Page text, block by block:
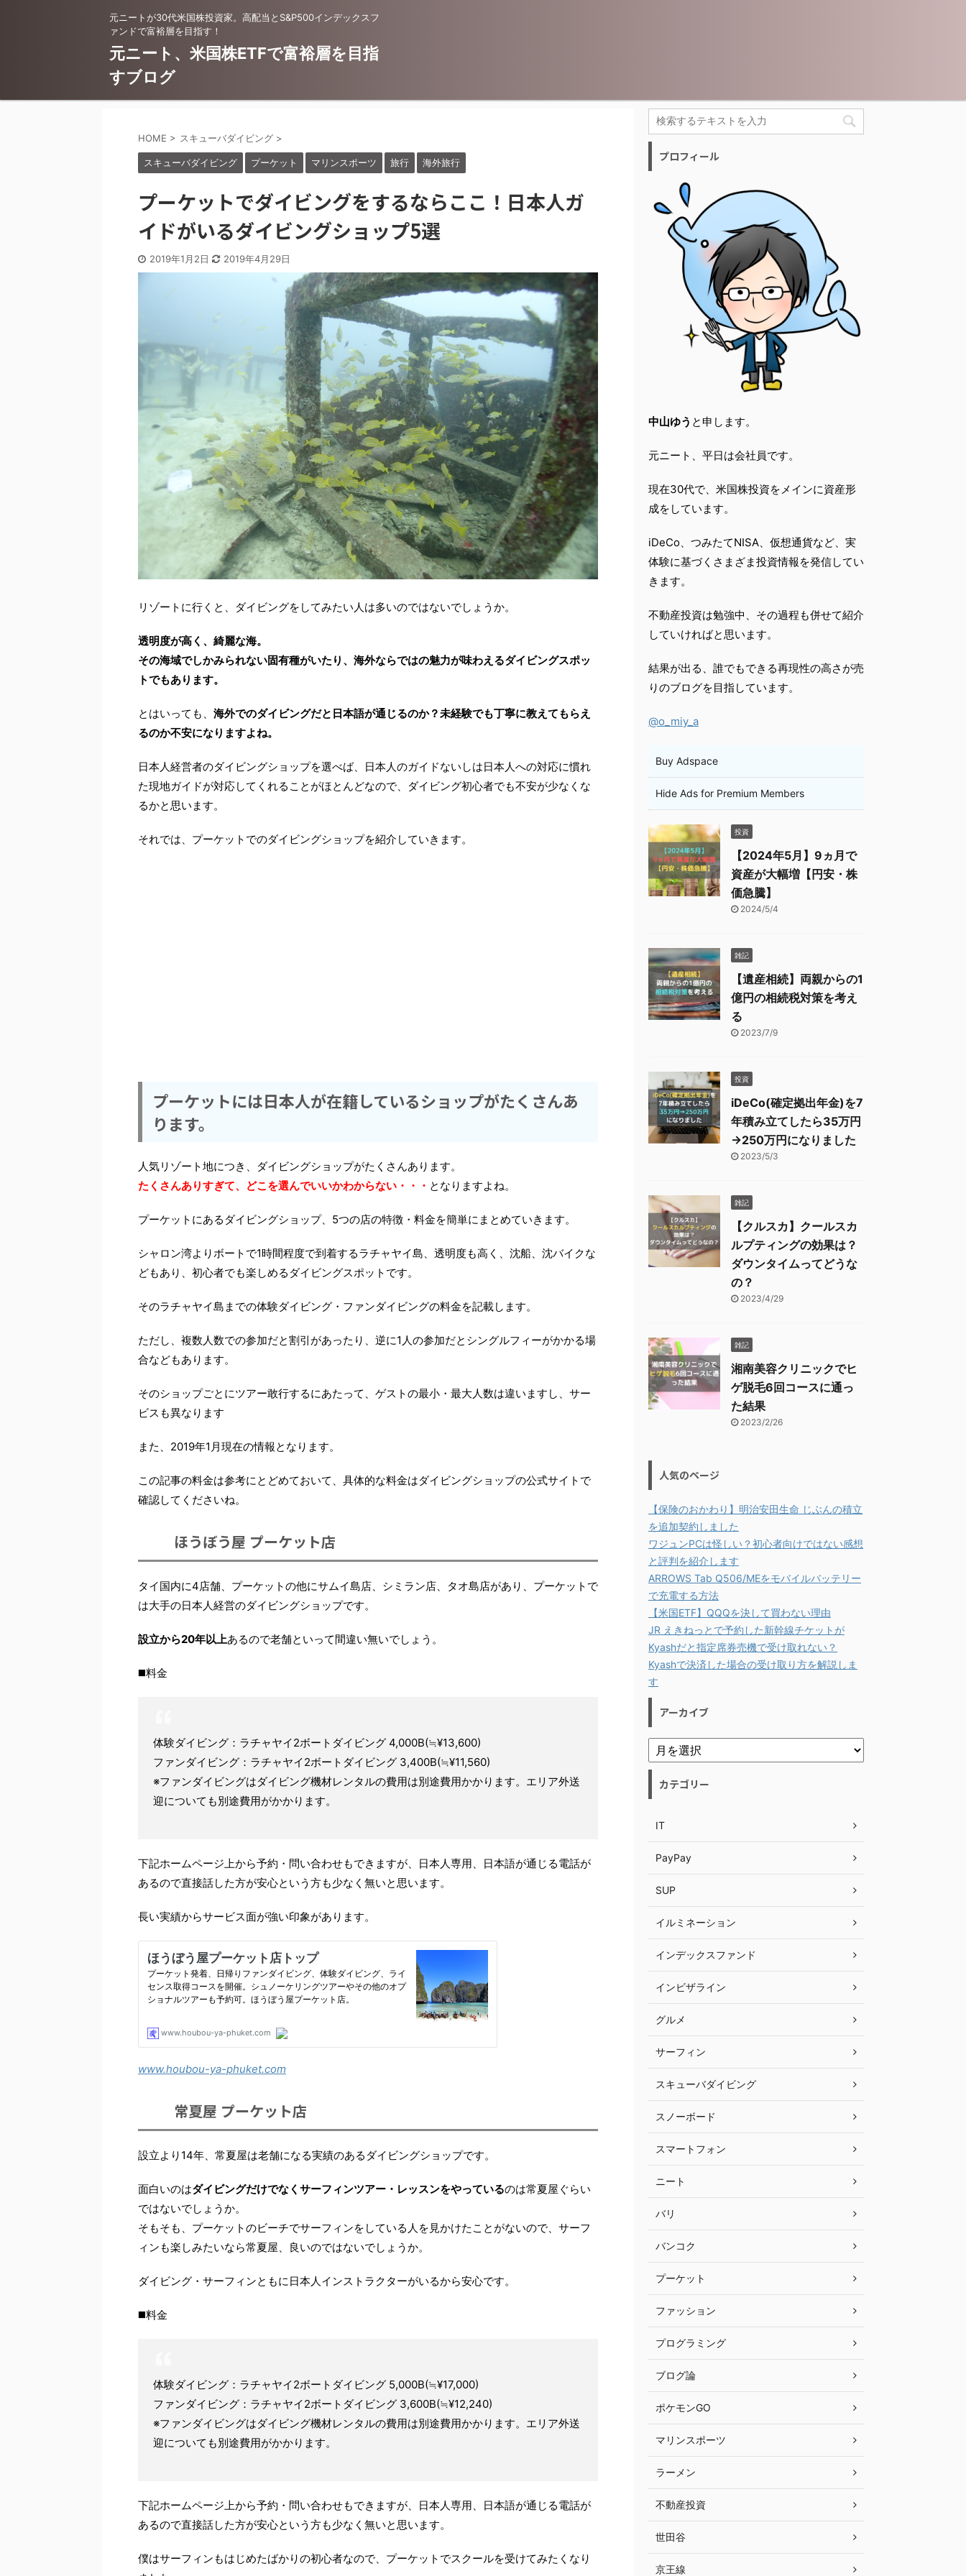
元ニートが30代米国株投資家。高配当とS&P500インデックスフ
ァンドで富裕層を目指す！
元ニート、米国株ETFで富裕層を目指
すブログ
HOME > スキューバダイビング >
スキューバダイビング プーケット マリンスポーツ 旅行 海外旅行
プーケットでダイビングをするならここ！日本人ガ
イドがいるダイビングショップ5選
2019年1月2日 2019年4月29日
リゾートに行くと、ダイビングをしてみたい人は多いのではないでしょうか。
透明度が高く、綺麗な海。
その海域でしかみられない固有種がいたり、海外ならではの魅力が味わえるダイビングスポッ
トでもあります。
とはいっても、 海外でのダイビングだと日本語が通じるのか？未経験でも丁寧に教えてもらえ
るのか不安になりますよね。
日本人経営者のダイビングショップを選べば、日本人のガイドないしは日本人への対応に慣れ
た現地ガイドが対応してくれることがほとんどなので、ダイビング初心者でも不安が少なくな
るかと思います。
それでは、プーケットでのダイビングショップを紹介していきます。
プーケットには日本人が在籍しているショップがたくさんあ
ります。
人気リゾート地につき、ダイビングショップがたくさんあります。
たくさんありすぎて、どこを選んでいいかわからない・・・ となりますよね。
プーケットにあるダイビングショップ、5つの店の特徴・料金を簡単にまとめていきます。
シャロン湾よりボートで1時間程度で到着するラチャヤイ島、透明度も高く、沈船、沈バイクな
どもあり、初心者でも楽しめるダイビングスポットです。
そのラチャヤイ島までの体験ダイビング・ファンダイビングの料金を記載します。
ただし、複数人数での参加だと割引があったり、逆に1人の参加だとシングルフィーがかかる場
合などもあります。
そのショップごとにツアー敢行するにあたって、ゲストの最小・最大人数は違いますし、サー
ビスも異なります
また、2019年1月現在の情報となります。
この記事の料金は参考にとどめておいて、具体的な料金はダイビングショップの公式サイトで
確認してくださいね。
ほうぼう屋 プーケット店
タイ国内に4店舗、プーケットの他にサムイ島店、シミラン店、タオ島店があり、プーケットで
は大手の日本人経営のダイビングショップです。
設立から20年以上あるので老舗といって間違い無いでしょう。
◼️料金
体験ダイビング：ラチャヤイ2ボートダイビング 4,000B(≒¥13,600)
ファンダイビング：ラチャヤイ2ボートダイビング 3,400B(≒¥11,560)
※ファンダイビングはダイビング機材レンタルの費用は別途費用かかります。エリア外送
迎についても別途費用がかかります。
下記ホームページ上から予約・問い合わせもできますが、日本人専用、日本語が通じる電話が
あるので直接話した方が安心という方も少なく無いと思います。
長い実績からサービス面が強い印象があります。
www.houbou-ya-phuket.com
常夏屋 プーケット店
設立より14年、常夏屋は老舗になる実績のあるダイビングショップです。
面白いのはダイビングだけでなくサーフィンツアー・レッスンをやっているのは常夏屋ぐらい
ではないでしょうか。
そもそも、プーケットのビーチでサーフィンをしている人を見かけたことがないので、サーフ
ィンも楽しみたいなら常夏屋、良いのではないでしょうか。
ダイビング・サーフィンともに日本人インストラクターがいるから安心です。
◼️料金
体験ダイビング：ラチャヤイ2ボートダイビング 5,000B(≒¥17,000)
ファンダイビング：ラチャヤイ2ボートダイビング 3,600B(≒¥12,240)
※ファンダイビングはダイビング機材レンタルの費用は別途費用かかります。エリア外送
迎についても別途費用がかかります。
下記ホームページ上から予約・問い合わせもできますが、日本人専用、日本語が通じる電話が
あるので直接話した方が安心という方も少なく無いと思います。
僕はサーフィンもはじめたばかりの初心者なので、プーケットでスクールを受けてみたくなり
プロフィール
中山ゆう と申します。
元ニート、平日は会社員です。
現在30代で、米国株投資をメインに資産形
成をしています。
iDeCo、つみたてNISA、仮想通貨など、実
体験に基づくさまざま投資情報を発信してい
きます。
不動産投資は勉強中、その過程も併せて紹介
していければと思います。
結果が出る、誰でもできる再現性の高さが売
りのブログを目指しています。
@o_miy_a
Buy Adspace
Hide Ads for Premium Members
投資
【2024年5月】9ヵ月で
資産が大幅増【円安・株
価急騰】
2024/5/4
雑記
【遺産相続】両親からの1
億円の相続税対策を考え
る
2023/7/9
投資
iDeCo(確定拠出年金)を7
年積み立てしたら35万円
→250万円になりました
2023/5/3
雑記
【クルスカ】クールスカ
ルプティングの効果は？
ダウンタイムってどうな
の？
2023/4/29
雑記
湘南美容クリニックでヒ
ゲ脱毛6回コースに通っ
た結果
2023/2/26
人気のページ
【保険のおかわり】明治安田生命 じぶんの積立
を追加契約しました
ワジュンPCは怪しい？初心者向けではない感想
と評判を紹介します
ARROWS Tab Q506/MEをモバイルバッテリー
で充電する方法
【米国ETF】QQQを決して買わない理由
JR えきねっとで予約した新幹線チケットが
Kyashだと指定席券売機で受け取れない？
Kyashで決済した場合の受け取り方を解説しま
す
アーカイブ
カテゴリー
IT
PayPay
SUP
イルミネーション
インデックスファンド
インビザライン
グルメ
サーフィン
スキューバダイビング
スノーボード
スマートフォン
ニート
バリ
バンコク
プーケット
ファッション
プログラミング
ブログ論
ポケモンGO
マリンスポーツ
ラーメン
不動産投資
世田谷
京王線